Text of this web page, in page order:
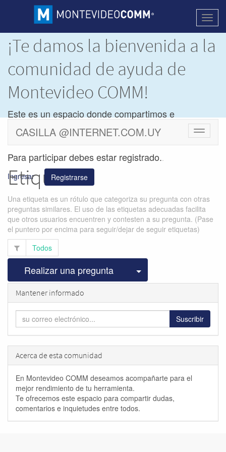
¡Te damos la bienvenida a la
comunidad de ayuda de
Montevideo COMM!
Este es un espacio donde compartimos e
intercambiamos dudas y soluciones de los
productos deMontevideo COMM.
Para participar debes estar registrado..
Ingresar
Registrarse
Cambiar
CASILLA @INTERNET.COM.UY
Etiquetas
Una etiqueta es un rótulo que categoriza su pregunta con otras
preguntas similares. El uso de las etiquetas adecuadas facilita
que otros usuarios encuentren y contesten a su pregunta. (Pase
el puntero por encima para seguir/dejar de seguir etiquetas)
Todos
Realizar una pregunta Seleccionar
Mantener informado
Suscribir
Acerca de esta comunidad
En Montevideo COMM deseamos acompañarte para el
mejor rendimiento de tu herramienta.
Te ofrecemos este espacio para compartir dudas,
comentarios e inquietudes entre todos.